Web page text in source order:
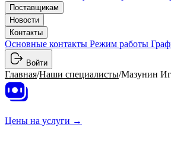
Поставщикам
Новости
Контакты
Основные контакты Режим работы
Войти
Главная/Наши специалисты/Мазунин
Цены на услуги →